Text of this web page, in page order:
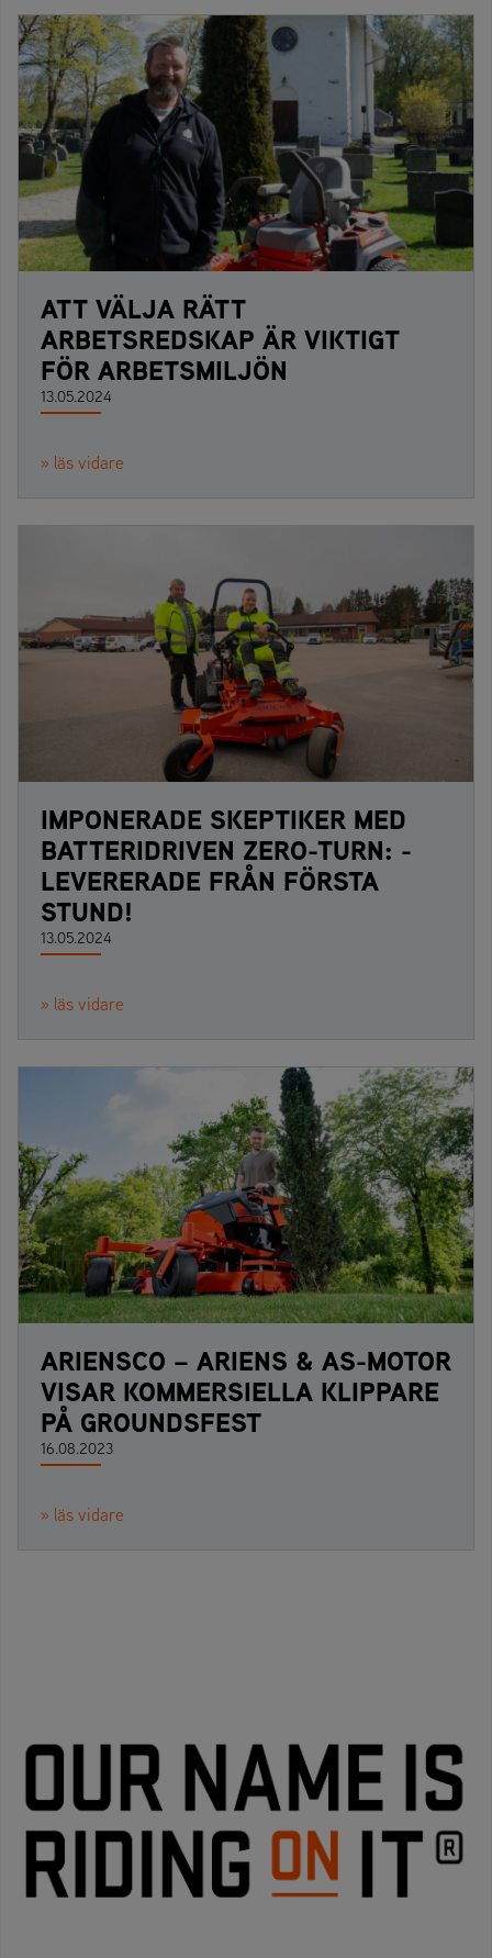
ATT VÄLJA RÄTT
ARBETSREDSKAP ÄR VIKTIGT
FÖR ARBETSMILJÖN
13.05.2024
» läs vidare
IMPONERADE SKEPTIKER MED
BATTERIDRIVEN ZERO-TURN: -
LEVERERADE FRÅN FÖRSTA
STUND!
13.05.2024
» läs vidare
ARIENSCO – ARIENS & AS-MOTOR
VISAR KOMMERSIELLA KLIPPARE
PÅ GROUNDSFEST
16.08.2023
» läs vidare